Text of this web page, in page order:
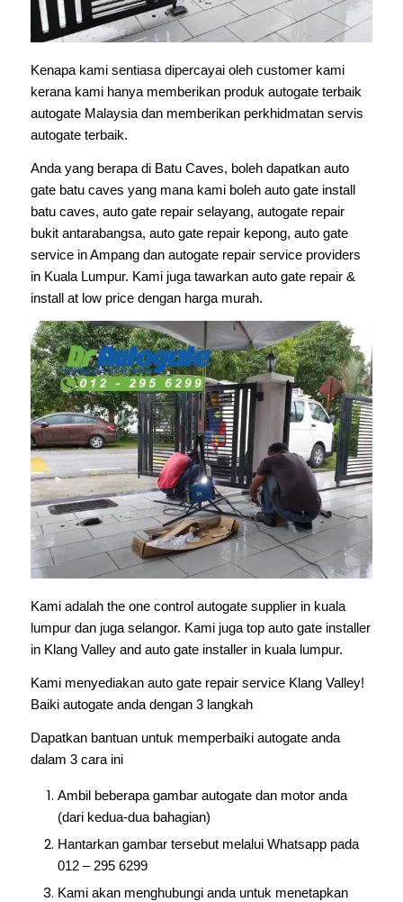
Kenapa kami sentiasa dipercayai oleh customer kami
kerana kami hanya memberikan produk autogate terbaik
autogate Malaysia dan memberikan perkhidmatan servis
autogate terbaik.
Anda yang berapa di Batu Caves, boleh dapatkan auto
gate batu caves yang mana kami boleh auto gate install
batu caves, auto gate repair selayang, autogate repair
bukit antarabangsa, auto gate repair kepong, auto gate
service in Ampang dan autogate repair service providers
in Kuala Lumpur. Kami juga tawarkan auto gate repair &
install at low price dengan harga murah.
Kami adalah the one control autogate supplier in kuala
lumpur dan juga selangor. Kami juga top auto gate installer
in Klang Valley and auto gate installer in kuala lumpur.
Kami menyediakan auto gate repair service Klang Valley!
Baiki autogate anda dengan 3 langkah
Dapatkan bantuan untuk memperbaiki autogate anda
dalam 3 cara ini
Ambil beberapa gambar autogate dan motor anda
(dari kedua-dua bahagian)
Hantarkan gambar tersebut melalui Whatsapp pada
012 – 295 6299
Kami akan menghubungi anda untuk menetapkan